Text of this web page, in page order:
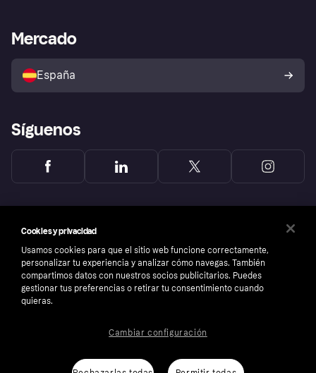
Directorio de tiendas
Política de protección al
comprador de Klarna
Reclamaciones
Acceso empresas
Mercado
España
Síguenos
Número de empresa: 556737-0431
Cookies y privacidad
Usamos cookies para que el sitio web funcione correctamente,
personalizar tu experiencia y analizar cómo navegas. También
compartimos datos con nuestros socios publicitarios. Puedes
gestionar tus preferencias o retirar tu consentimiento cuando
quieras.
Cambiar configuración